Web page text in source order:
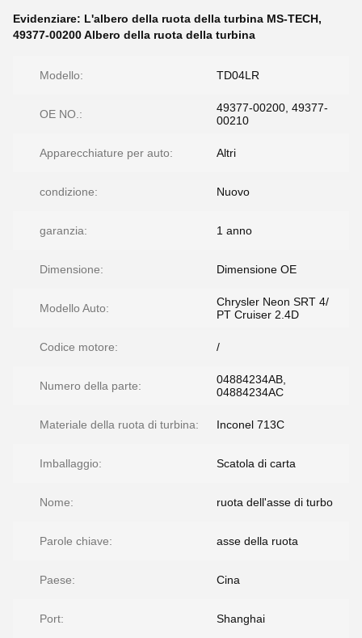
Evidenziare: L'albero della ruota della turbina MS-TECH,
49377-00200 Albero della ruota della turbina
Modello: TD04LR
OE NO.:
49377-00200, 49377-
00210
Apparecchiature per auto: Altri
condizione: Nuovo
garanzia: 1 anno
Dimensione: Dimensione OE
Modello Auto:
Chrysler Neon SRT 4/
PT Cruiser 2.4D
Codice motore: /
Numero della parte:
04884234AB,
04884234AC
Materiale della ruota di turbina: Inconel 713C
Imballaggio: Scatola di carta
Nome: ruota dell'asse di turbo
Parole chiave: asse della ruota
Paese: Cina
Port: Shanghai